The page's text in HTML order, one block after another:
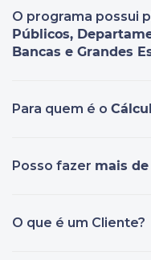
O programa possui
Públicos,
Bancas e Grandes
Para quem é o
Posso fazer mais de
O que é um Cliente?